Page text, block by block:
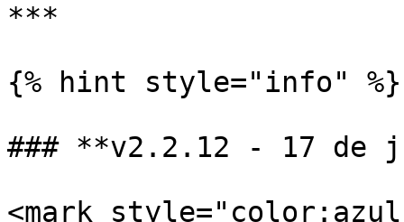
***
{% hint style="info" %}
### **v2.2.12 - 17 de
<mark